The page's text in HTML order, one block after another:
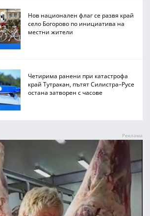
Нов национален флаг се развя край
село Богорово по инициатива на
местни жители
Четирима ранени при катастрофа
край Тутракан, пътят Силистра–Русе
остана затворен с часове